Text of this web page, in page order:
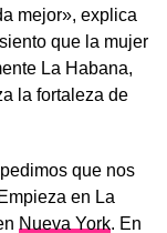
mejor», explica
que la mujer
La Habana,
la fortaleza de
que nos
en La
Nueva York. En